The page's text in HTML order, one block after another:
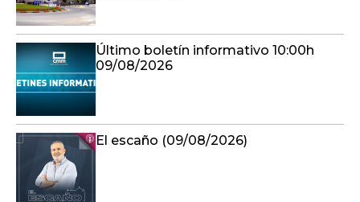
Último boletín informativo 10:00h
09/08/2026
El escaño (09/08/2026)